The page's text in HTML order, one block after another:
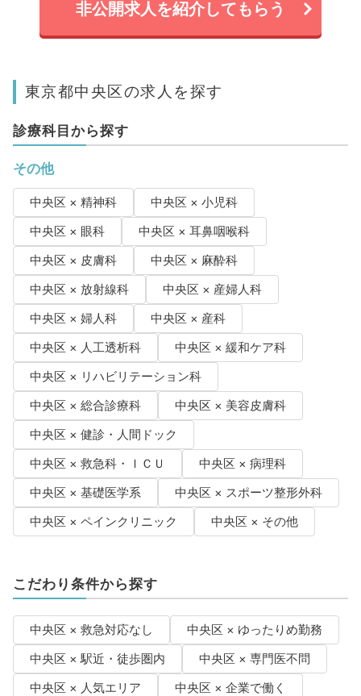
非公開求人を紹介してもらう
東京都中央区の求人を探す
診療科目から探す
その他
中央区 × 精神科
中央区 × 小児科
中央区 × 眼科
中央区 × 耳鼻咽喉科
中央区 × 皮膚科
中央区 × 麻酔科
中央区 × 放射線科
中央区 × 産婦人科
中央区 × 婦人科
中央区 × 産科
中央区 × 人工透析科
中央区 × 緩和ケア科
中央区 × リハビリテーション科
中央区 × 総合診療科
中央区 × 美容皮膚科
中央区 × 健診・人間ドック
中央区 × 救急科・ＩＣＵ
中央区 × 病理科
中央区 × 基礎医学系
中央区 × スポーツ整形外科
中央区 × ペインクリニック
中央区 × その他
こだわり条件から探す
中央区 × 救急対応なし
中央区 × ゆったりめ勤務
中央区 × 駅近・徒歩圏内
中央区 × 専門医不問
中央区 × 人気エリア
中央区 × 企業で働く